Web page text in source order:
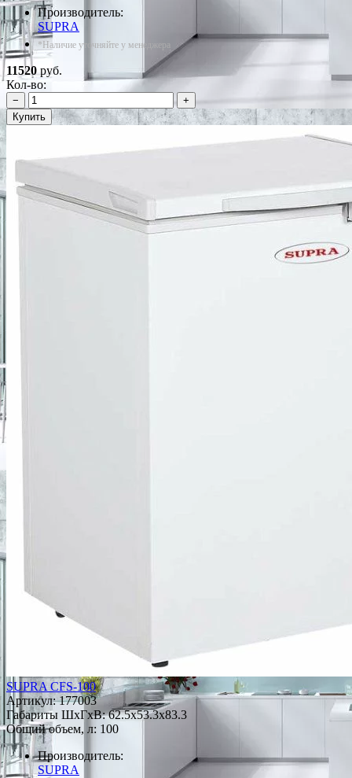
Производитель:
SUPRA
*Наличие уточняйте у менеджера
11520 руб.
Кол-во:
−
+
Купить
SUPRA CFS-100
Артикул:177003
Габариты ШxГxВ: 62.5x53.3x83.3
Общий объем, л: 100
Производитель:
SUPRA